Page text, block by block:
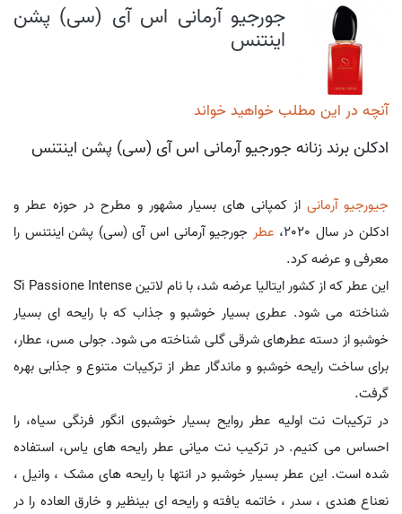
جورجیو آرمانی اس آی (سی) پشن
اینتنس
آنچه در این مطلب خواهید خواند
ادکلن برند زنانه جورجیو آرمانی اس آی (سی) پشن اینتنس
جیورجیو آرمانیاز کمپانی های بسیار مشهور و مطرح در حوزه عطر و
ادکلن در سال 2020،
عطر جورجیو آرمانی اس آی (سی) پشن اینتنس را
معرفی و عرضه کرد.
این عطر که از کشور ایتالیا عرضه شد، با نام لاتین Sì Passione Intense
شناخته می شود. عطری بسیار خوشبو و جذاب که با رایحه ای بسیار
خوشبو از دسته عطرهای شرقی گلی شناخته می شود. جولی مس، عطار،
برای ساخت رایحه خوشبو و ماندگار عطر از ترکیبات متنوع و جذابی بهره
گرفت.
در ترکیبات نت اولیه عطر روایح بسیار خوشبوی انگور فرنگی سیاه، را
احساس می کنیم. در ترکیب نت میانی عطر رایحه های یاس، استفاده
شده است. این عطر بسیار خوشبو در انتها با رایحه های مشک ، وانیل ،
نعناع هندی ، سدر ، خاتمه یافته و رایحه ای بینظیر و خارق العاده را در